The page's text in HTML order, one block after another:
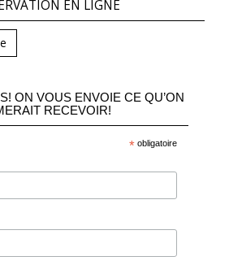
EN LIGNE
ON VOUS ENVOIE CE QU’ON
RECEVOIR!
* obligatoire